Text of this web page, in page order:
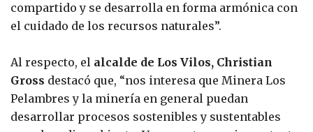
compartido y se desarrolla en forma armónica con
el cuidado de los recursos naturales”.
Al respecto, el alcalde de Los Vilos, Christian
Gross destacó que, “nos interesa que Minera Los
Pelambres y la minería en general puedan
desarrollar procesos sostenibles y sustentables